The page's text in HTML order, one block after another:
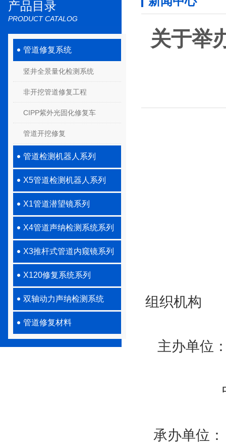
产品目录
PRODUCT CATALOG
管道修复系统
竖井全景量化检测系统
非开挖管道修复工程
CIPP紫外光固化修复车
管道开挖修复
管道检测机器人系列
X5管道检测机器人系列
X1管道潜望镜系列
X4管道声纳检测系统系列
X3推杆式管道内窥镜系列
X120修复系统系列
双轴动力声纳检测系统
管道修复材料
关于举
组织机构
主办单位：
中国地质
承办单位